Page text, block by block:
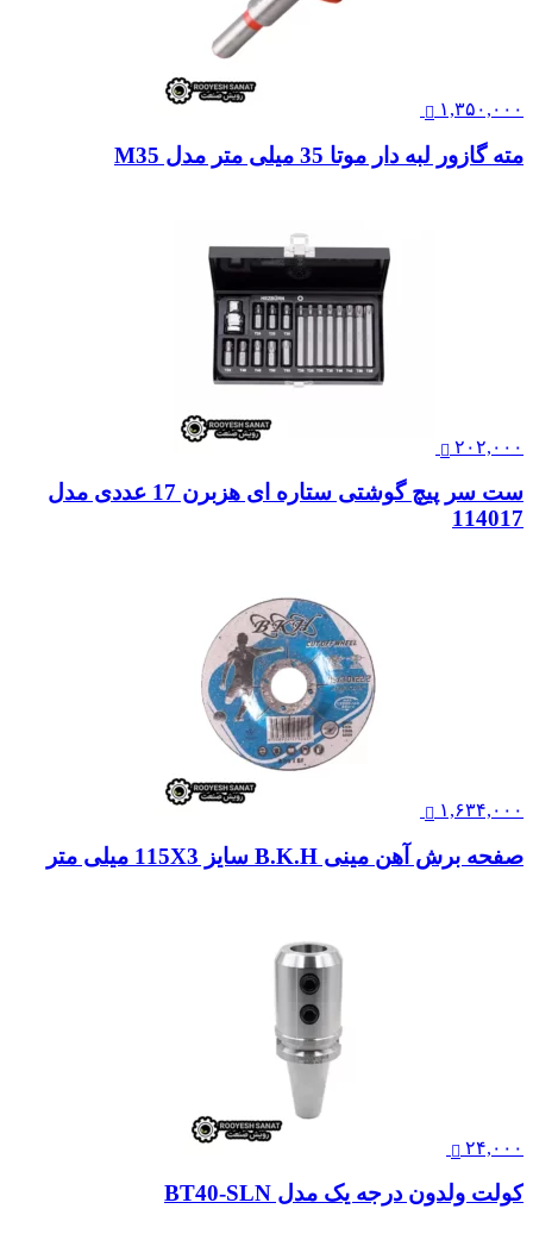
۱,۳۵۰,۰۰۰
مته گازور لبه دار موتا 35 میلی متر مدل M35
۲۰۲,۰۰۰
ست سر پیچ گوشتی ستاره ای هزبرن 17 عددی مدل
114017
۱,۶۳۴,۰۰۰
صفحه برش آهن مینی B.K.H سایز 115X3 میلی متر
۲۴,۰۰۰
کولت ولدون درجه یک مدل BT40-SLN